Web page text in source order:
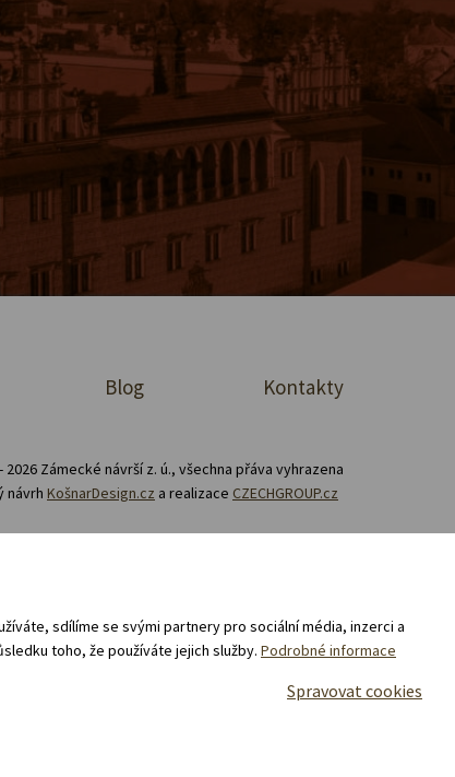
Blog Kontakty
2026 Zámecké návrší z. ú., všechna přáva vyhrazena
návrh KošnarDesign.cz a realizace CZECHGROUP.cz
sdílíme se svými partnery pro sociální média, inzerci a
toho, že používáte jejich služby. Podrobné informace
Spravovat cookies